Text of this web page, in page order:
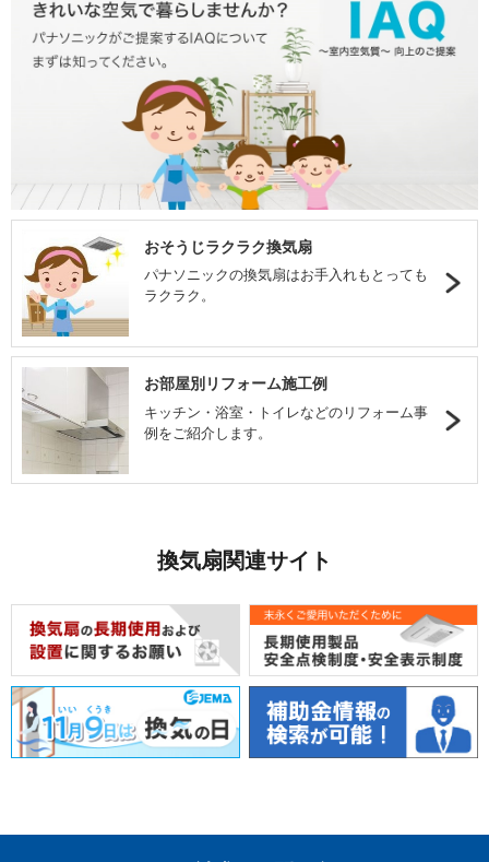
おそうじラクラク換気扇
パナソニックの換気扇はお手入れもとっても
ラクラク。
お部屋別リフォーム施工例
キッチン・浴室・トイレなどのリフォーム事
例をご紹介します。
換気扇関連サイト